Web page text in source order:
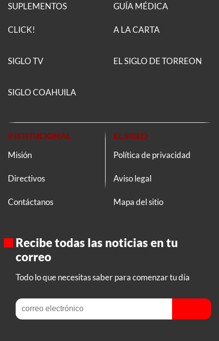
SUPLEMENTOS
CLICK!
GUÍA MÉDICA
A LA CARTA
SIGLO TV EL SIGLO DE TORREON
SIGLO COAHUILA
INSTITUCIONAL
Misión
Directivos
Contáctanos
EL SIGLO
Política de privacidad
Aviso legal
Mapa del sitio
Recibe todas las noticias en tu
correo
Todo lo que necesitas saber para comenzar tu día